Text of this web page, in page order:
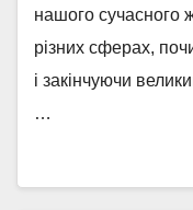
нашого сучасного
різних сферах,
і закінчуючи
…